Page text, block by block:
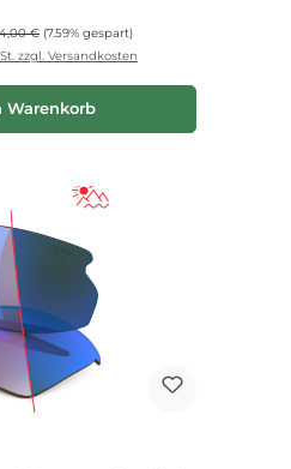
Preis:
€ (7.59% gespart)
zzgl. Versandkosten
Warenkorb